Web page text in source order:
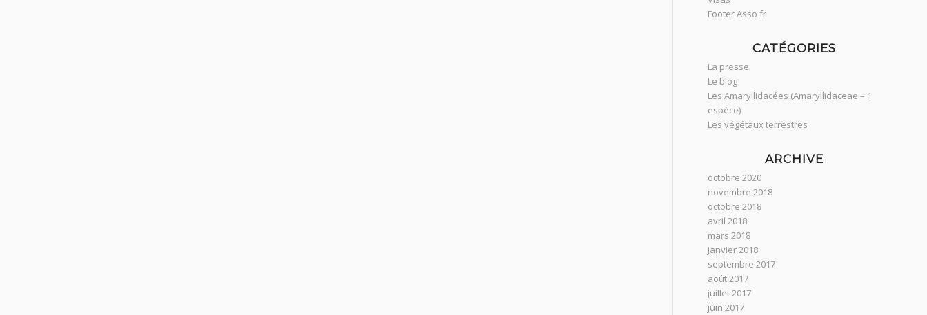
Footer Asso fr
CATÉGORIES
La presse
Le blog
Les Amaryllidacées (Amaryllidaceae – 1
espèce)
Les végétaux terrestres
ARCHIVE
octobre 2020
novembre 2018
octobre 2018
avril 2018
mars 2018
janvier 2018
septembre 2017
août 2017
juillet 2017
juin 2017